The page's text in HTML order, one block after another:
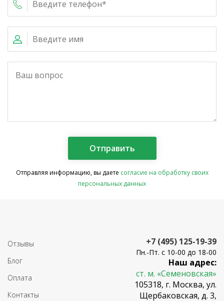
Отправляя информацию, вы даете согласие на обработку своих
персональных данных
Отзывы
Блог
Оплата
Контакты
+7 (495) 125-19-39
Пн.-Пт. с 10-00 до 18-00
Наш адрес:
ст. м. «Семеновская»
105318, г. Москва, ул.
Щербаковская, д. 3,